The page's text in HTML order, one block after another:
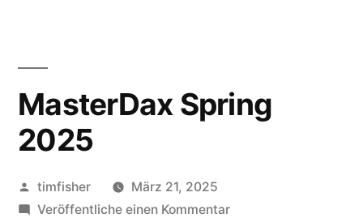
MasterDax Spring
2025
Veröffentlicht
von
timfisher
März 21, 2025
Veröffentliche einen Kommentarzu